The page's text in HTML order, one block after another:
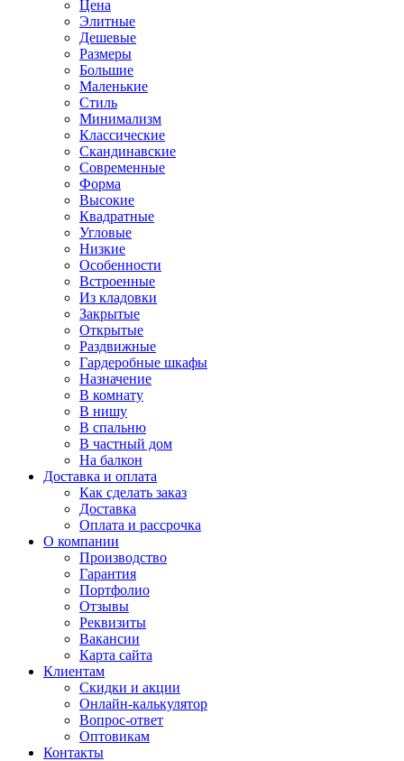
Цена
Элитные
Дешевые
Размеры
Большие
Маленькие
Стиль
Минимализм
Классические
Скандинавские
Современные
Форма
Высокие
Квадратные
Угловые
Низкие
Особенности
Встроенные
Из кладовки
Закрытые
Открытые
Раздвижные
Гардеробные шкафы
Назначение
В комнату
В нишу
В спальню
В частный дом
На балкон
Доставка и оплата
Как сделать заказ
Доставка
Оплата и рассрочка
О компании
Производство
Гарантия
Портфолио
Отзывы
Реквизиты
Вакансии
Карта сайта
Клиентам
Скидки и акции
Онлайн-калькулятор
Вопрос-ответ
Оптовикам
Контакты